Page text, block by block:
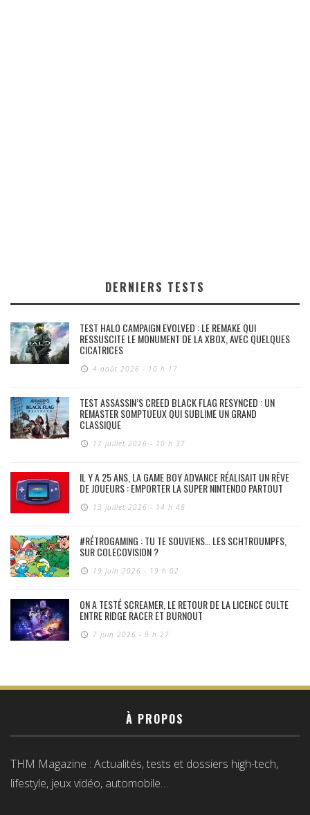
DERNIERS TESTS
TEST HALO CAMPAIGN EVOLVED : LE REMAKE QUI
RESSUSCITE LE MONUMENT DE LA XBOX, AVEC QUELQUES
CICATRICES
4 août 2026 - 10 h 17
TEST ASSASSIN’S CREED BLACK FLAG RESYNCED : UN
REMASTER SOMPTUEUX QUI SUBLIME UN GRAND
CLASSIQUE
17 juillet 2026 - 10 h 37
IL Y A 25 ANS, LA GAME BOY ADVANCE RÉALISAIT UN RÊVE
DE JOUEURS : EMPORTER LA SUPER NINTENDO PARTOUT
13 juillet 2026 - 14 h 48
#RÉTROGAMING : TU TE SOUVIENS… LES SCHTROUMPFS,
SUR COLECOVISION ?
19 juin 2026 - 19 h 02
ON A TESTÉ SCREAMER, LE RETOUR DE LA LICENCE CULTE
ENTRE RIDGE RACER ET BURNOUT
7 juin 2026 - 9 h 27
À PROPOS
THM Magazine : Actualités, tests et dossiers high-tech,
lifestyle, jeux vidéo, automobile…